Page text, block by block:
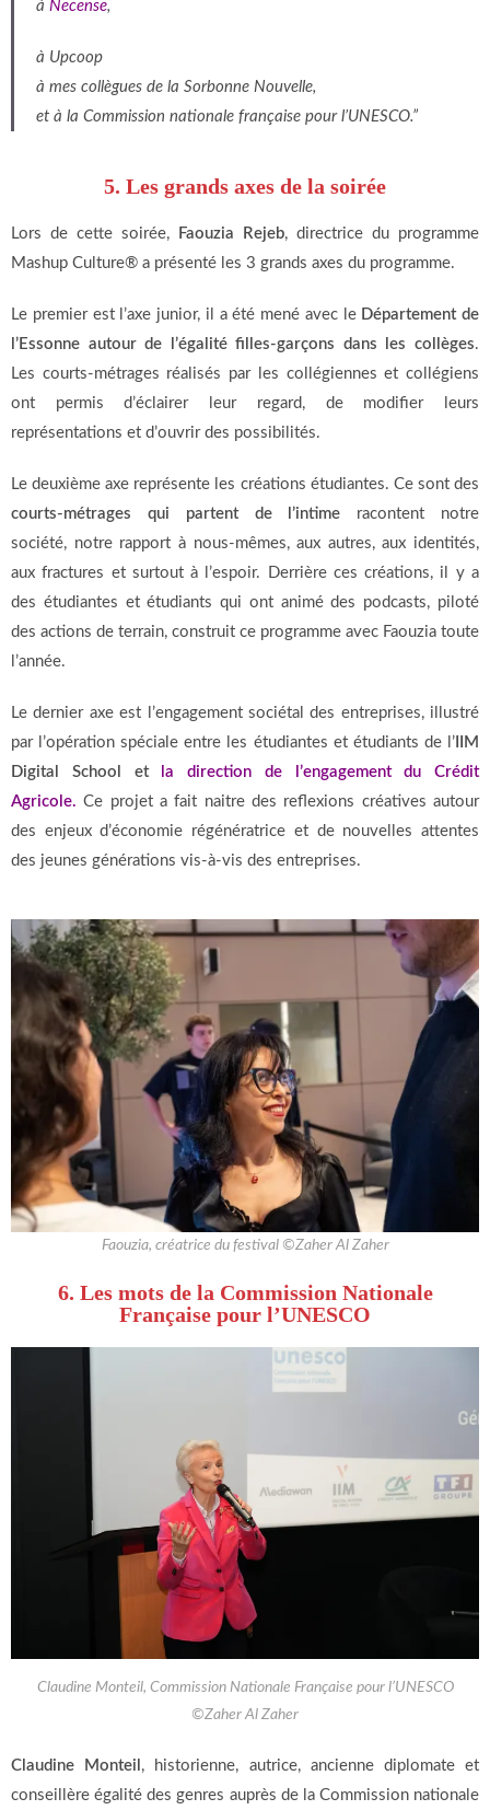
à Necense,
à Upcoop
à mes collègues de la Sorbonne Nouvelle,
et à la Commission nationale française pour l’UNESCO.”
5. Les grands axes de la soirée
Lors de cette soirée, Faouzia Rejeb, directrice du programme
Mashup Culture® a présenté les 3 grands axes du programme.
Le premier est l’axe junior, il a été mené avec le Département de
l’Essonne autour de l’égalité filles-garçons dans les collèges.
Les courts-métrages réalisés par les collégiennes et collégiens
ont permis d’éclairer leurregard, de modifier leurs
représentations et d’ouvrir des possibilités.
Le deuxième axe représente les créations étudiantes. Ce sont des
courts-métrages qui partent de l’intime racontent notre
société, notre rapport à nous-mêmes,aux autres,aux identités,
aux fractures et surtoutà l’espoir. Derrière ces créations, il y a
des étudiantes et étudiants qui ont animé des podcasts, piloté
des actions de terrain, construit ce programme avec Faouzia toute
l’année.
Le dernier axe est l’engagement sociétal des entreprises, illustré
par l’opération spéciale entre les étudiantes et étudiants de l’ IIM
Digital School et
la direction de l’engagement du Crédit
Agricole. Ce projet a fait naitre des reflexions créatives autour
des enjeux d’économie régénératrice et de nouvelles attentes
des jeunes générations vis-à-vis des entreprises.
Faouzia, créatrice du festival ©Zaher Al Zaher
6. Les mots de la Commission Nationale
Française pour l’UNESCO
Claudine Monteil, Commission Nationale Française pour l’UNESCO
©Zaher Al Zaher
Claudine Monteil , historienne, autrice, ancienne diplomate et
conseillère égalité des genres auprès de la Commission nationale